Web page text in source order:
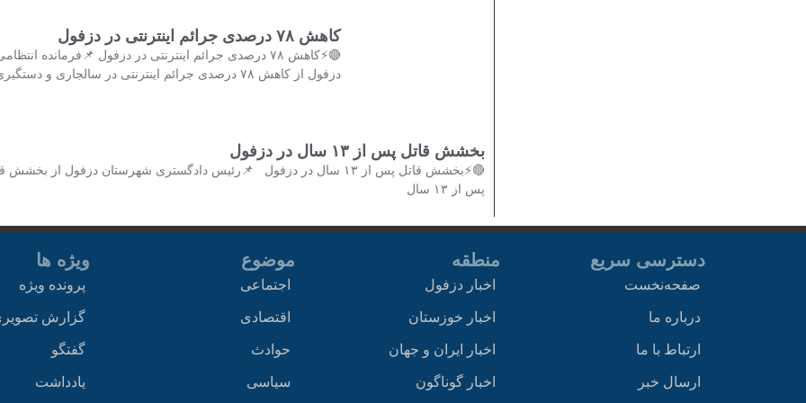
کاهش ۷۸ درصدی جرائم اینترنتی در دزفول
🔴⚡کاهش ۷۸ درصدی جرائم اینترنتی در دزفول 📌فرمانده
دزفول از کاهش ۷۸ درصدی جرائم اینترنتی در سالجاری و دستگیری
بخشش قاتل پس از ۱۳ سال در دزفول
🔴⚡بخشش قاتل پس از ۱۳ سال در دزفول 📌رئیس دادگستری شهرستان دزفول از بخشش
پس از ۱۳ سال
دسترسی سریع
صفحه‌نخست
درباره ما
ارتباط با ما
ارسال خبر
منطقه
اخبار دزفول
اخبار خوزستان
اخبار ایران و جهان
اخبار گوناگون
موضوع
اجتماعی
اقتصادی
حوادث
سیاسی
ویژه ها
پرونده ویژه
گزارش
گفتگو
یادداشت